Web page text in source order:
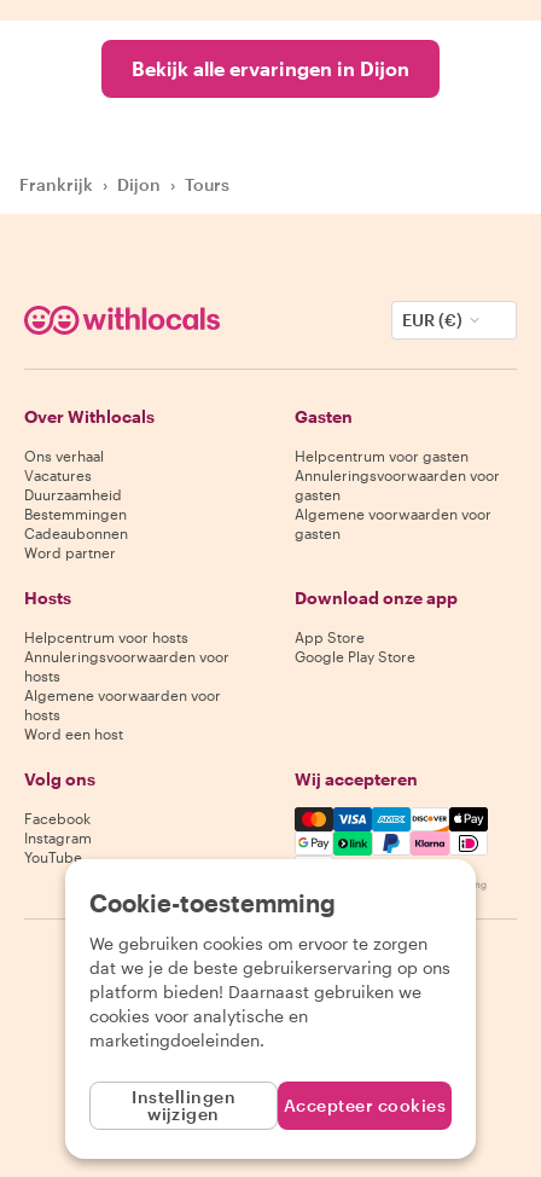
Bekijk alle ervaringen in Dijon
Frankrijk › Dijon › Tours
EUR (€)
Over Withlocals
Ons verhaal
Vacatures
Duurzaamheid
Bestemmingen
Cadeaubonnen
Word partner
Gasten
Helpcentrum voor gasten
Annuleringsvoorwaarden voor
gasten
Algemene voorwaarden voor
gasten
Hosts
Helpcentrum voor hosts
Annuleringsvoorwaarden voor
hosts
Algemene voorwaarden voor
hosts
Word een host
Download onze app
App Store
Google Play Store
Volg ons
Facebook
Instagram
YouTube
Wij accepteren
Mastercard, Visa, Amex,
Beschikbaarheid varieert per bestemming
2026 Withlocals.com Privacybeleid Cookies
Cookie-toestemming
We gebruiken cookies om ervoor te zorgen
dat we je de beste gebruikerservaring op ons
platform bieden! Daarnaast gebruiken we
cookies voor analytische en
marketingdoeleinden.
Instellingen
wijzigen
Accepteer cookies